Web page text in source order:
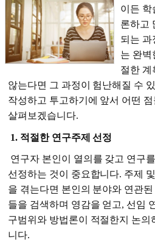
이든 학
론하고
되는 과
는 완벽
절한 계
않는다면 그 과정이 험난해질 수
작성하고 투고하기에 앞서 어떤
살펴보겠습니다.
1. 적절한 연구주제 선정
연구자 본인이 열의를 갖고 연구
선정하는 것이 중요합니다. 주제
을 겪는다면 본인의 분야와 연관
들을 검색하며 영감을 얻고, 선임
구범위와 방법론이 적절한지 논의
니다.